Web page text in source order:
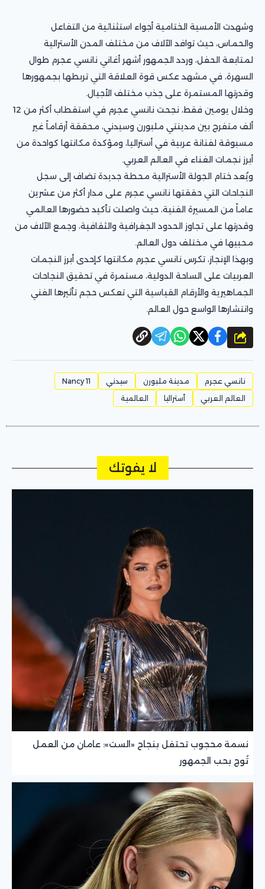
وشهدت الأمسية الختامية أجواء استثنائية من التفاعل
والحماس، حيث توافد الآلاف من مختلف المدن الأسترالية
لمتابعة الحفل، وردد الجمهور أشهر أغاني نانسي عجرم طوال
السهرة، في مشهد عكس قوة العلاقة التي تربطها بجمهورها
وقدرتها المستمرة على جذب مختلف الأجيال.
وخلال يومين فقط، نجحت نانسي عجرم في استقطاب أكثر من 12
ألف متفرج بين مدينتي ملبورن وسيدني، محققة أرقاماً غير
مسبوقة لفنانة عربية في أستراليا، ومؤكدة مكانتها كواحدة من
أبرز نجمات الغناء في العالم العربي.
ويُعد ختام الجولة الأسترالية محطة جديدة تضاف إلى سجل
النجاحات التي حققتها نانسي عجرم على مدار أكثر من عشرين
عاماً من المسيرة الفنية، حيث واصلت تأكيد حضورها العالمي
وقدرتها على تجاوز الحدود الجغرافية والثقافية، وجمع الآلاف من
محبيها في مختلف دول العالم.
وبهذا الإنجاز، تكرس نانسي عجرم مكانتها كإحدى أبرز النجمات
العربيات على الساحة الدولية، مستمرة في تحقيق النجاحات
الجماهيرية والأرقام القياسية التي تعكس حجم تأثيرها الفني
وانتشارها الواسع حول العالم.
شارك
نانسي عجرم مدينة ملبورن سيدني
Nancy 11
العالم العربي
أستراليا العالمية
لا يفوتك
نسمة محجوب تحتفل بنجاح «الست»: عامان من العمل
تُوج بحب الجمهور